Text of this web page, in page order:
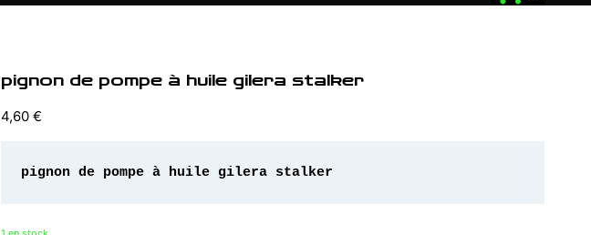
pignon de pompe à huile gilera stalker
4,60 €
pignon de pompe à huile gilera stalker